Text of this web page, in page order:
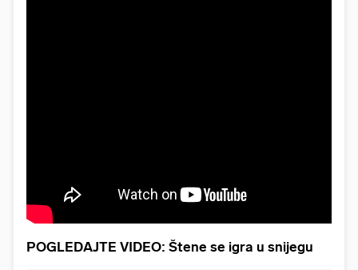
POGLEDAJTE VIDEO: Štene se igra u snijegu